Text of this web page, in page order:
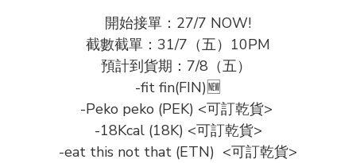
開始接單：27/7 NOW!
截數截單：31/7（五）10PM
預計到貨期：7/8（五）
-fit fin(FIN)🆕
-Peko peko (PEK) <可訂乾貨>
-18Kcal (18K) <可訂乾貨>
-eat this not that (ETN)  <可訂乾貨>